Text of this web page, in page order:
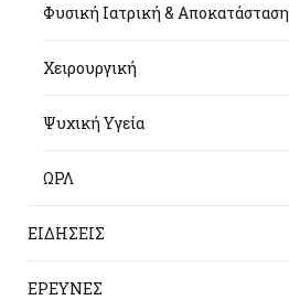
Φυσική Ιατρική & Αποκατάσταση
Χειρουργική
Ψυχική Υγεία
ΩΡΛ
ΕΙΔΗΣΕΙΣ
ΕΡΕΥΝΕΣ